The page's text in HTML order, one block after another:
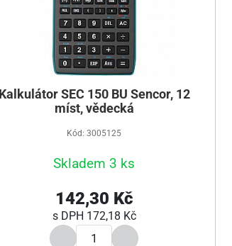
Kalkulátor SEC 150 BU Sencor, 12
míst, vědecká
Kód: 3005125
Skladem 3 ks
142,30 Kč
s DPH 172,18 Kč